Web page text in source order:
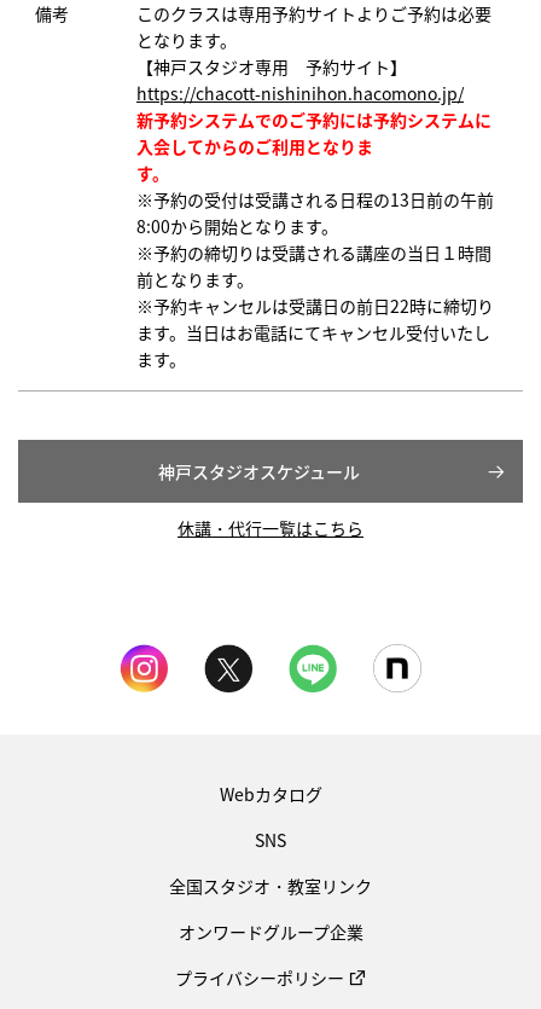
備考
このクラスは専用予約サイトよりご予約は必要
となります。
【神戸スタジオ専用 予約サイト】
https://chacott-nishinihon.hacomono.jp/
新予約システムでのご予約には予約システムに
入会してからのご利用となりま
す。
※予約の受付は受講される日程の13日前の午前
8:00から開始となります。
※予約の締切りは受講される講座の当日１時間
前となります。
※予約キャンセルは受講日の前日22時に締切り
ます。当日はお電話にてキャンセル受付いたし
ます。
神戸スタジオスケジュール
休講・代行一覧はこちら
Webカタログ
SNS
全国スタジオ・教室リンク
オンワードグループ企業
プライバシーポリシー